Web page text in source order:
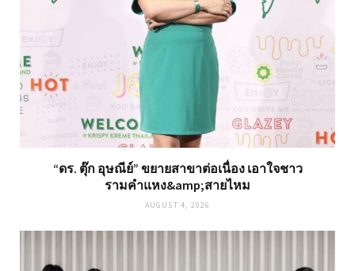
“ดร. ตุ๊ก อุษณีย์” ขยายสาขาต่อเนื่อง เอาใจชาว
รามคำแหง&amp;สายไหม
AUGUST 4, 2026